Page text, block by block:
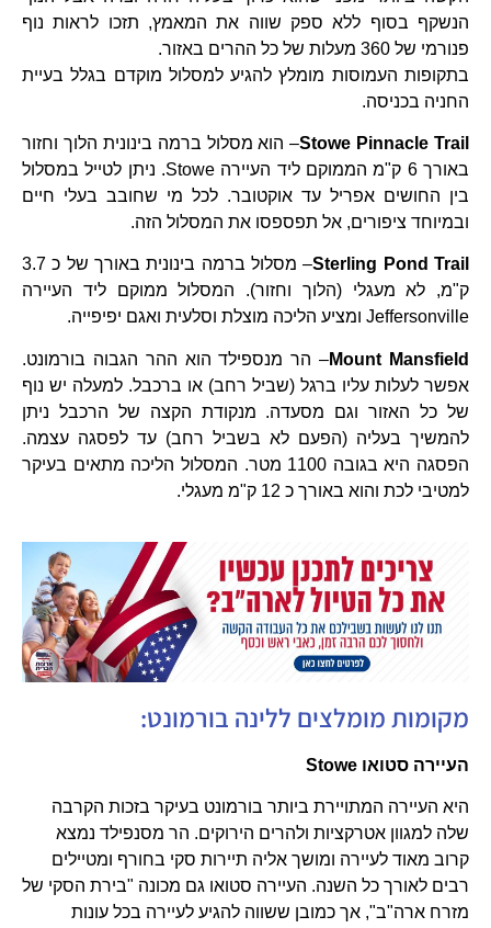
הנשקף בסוף ללא ספק שווה את המאמץ, תזכו לראות נוף
פנורמי של 360 מעלות של כל ההרים באזור.
בתקופות העמוסות מומלץ להגיע למסלול מוקדם בגלל בעיית
החניה בכניסה.
Stowe Pinnacle Trail– הוא מסלול ברמה בינונית הלוך וחזור
באורך 6 ק"מ הממוקם ליד העיירה Stowe. ניתן לטייל במסלול
בין החושים אפריל עד אוקטובר. לכל מי שחובב בעלי חיים
ובמיוחד ציפורים, אל תפספסו את המסלול הזה.
Sterling Pond Trail
– מסלול ברמה בינונית באורך של כ 3.7
ק"מ, לא מעגלי (הלוך וחזור). המסלול ממוקם ליד העיירה
Jeffersonville ומציע הליכה מוצלת וסלעית ואגם יפיפייה.
Mount Mansfield– הר מנספילד הוא ההר הגבוה בורמונט.
אפשר לעלות עליו ברגל (שביל רחב) או ברכבל. למעלה יש נוף
של כל האזור וגם מסעדה. מנקודת הקצה של הרכבל ניתן
להמשיך בעליה (הפעם לא בשביל רחב) עד לפסגה עצמה.
הפסגה היא בגובה 1100 מטר. המסלול הליכה מתאים בעיקר
למטיבי לכת והוא באורך כ 12 ק"מ מעגלי.
מקומות מומלצים ללינה בורמונט:
העיירה סטואו Stowe
היא העיירה המתויירת ביותר בורמונט בעיקר בזכות הקרבה
שלה למגוון אטרקציות ולהרים הירוקים. הר מסנפילד נמצא
קרוב מאוד לעיירה ומושך אליה תיירות סקי בחורף ומטיילים
רבים לאורך כל השנה. העיירה סטואו גם מכונה "בירת הסקי של
מזרח ארה"ב", אך כמובן ששווה להגיע לעיירה בכל עונות